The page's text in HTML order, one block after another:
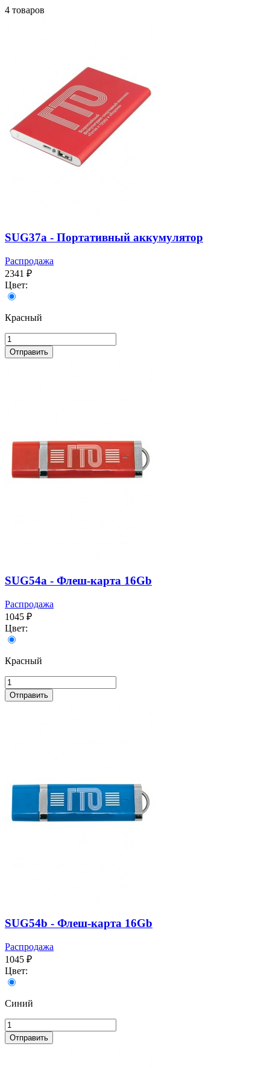
4 товаров
SUG37a - Портативный аккумулятор
Распродажа
2341 ₽
Цвет:
Красный
SUG54a - Флеш-карта 16Gb
Распродажа
1045 ₽
Цвет:
Красный
SUG54b - Флеш-карта 16Gb
Распродажа
1045 ₽
Цвет:
Синий